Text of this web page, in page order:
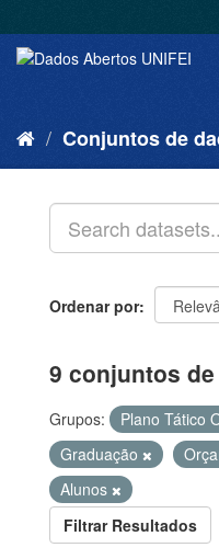
Conjuntos de
Ordenar por
9 conjuntos
Grupos: Plano Tático
Graduação
Alunos
Filtrar Resultados